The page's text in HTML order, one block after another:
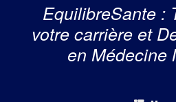
EquilibreSante :
votre carrière et
en Médecine